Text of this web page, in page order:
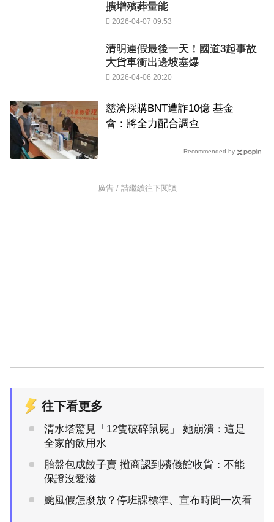
擴增殯葬量能
2026-04-07 09:53
清明連假最後一天！國道3起事故
大貨車衝出邊坡塞爆
2026-04-06 20:20
慈濟採購BNT遭詐10億 基金
會：將全力配合調查
Recommended by
廣告 / 請繼續往下閱讀
往下看更多
清水塔驚見「12隻破碎鼠屍」 她崩潰：這是
全家的飲用水
胎盤包成餃子賣 攤商認到殯儀館收貨：不能
保證沒愛滋
颱風假怎麼放？停班課標準、宣布時間一次看